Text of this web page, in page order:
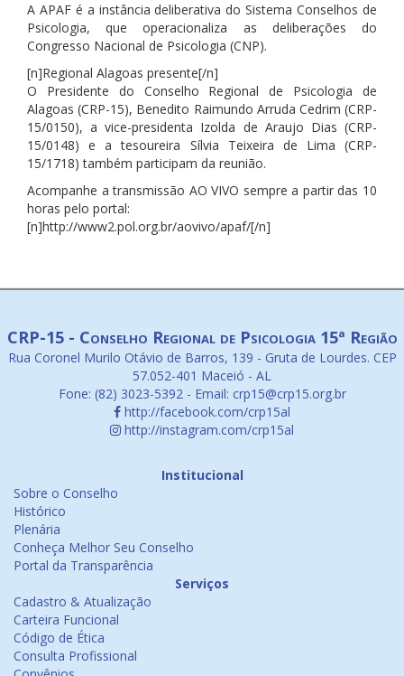
A APAF é a instância deliberativa do Sistema Conselhos de
Psicologia, que operacionaliza as deliberações do
Congresso Nacional de Psicologia (CNP).
[n]Regional Alagoas presente[/n]
O Presidente do Conselho Regional de Psicologia de
Alagoas (CRP-15), Benedito Raimundo Arruda Cedrim (CRP-
15/0150), a vice-presidenta Izolda de Araujo Dias (CRP-
15/0148) e a tesoureira Sílvia Teixeira de Lima (CRP-
15/1718) também participam da reunião.
Acompanhe a transmissão AO VIVO sempre a partir das 10
horas pelo portal:
[n]http://www2.pol.org.br/aovivo/apaf/[/n]
CRP-15 - Conselho Regional de Psicologia 15ª Região
Rua Coronel Murilo Otávio de Barros, 139 - Gruta de Lourdes. CEP
57.052-401 Maceió - AL
Fone: (82) 3023-5392 - Email: crp15@crp15.org.br
http://facebook.com/crp15al
http://instagram.com/crp15al
Institucional
Sobre o Conselho
Histórico
Plenária
Conheça Melhor Seu Conselho
Portal da Transparência
Serviços
Cadastro & Atualização
Carteira Funcional
Código de Ética
Consulta Profissional